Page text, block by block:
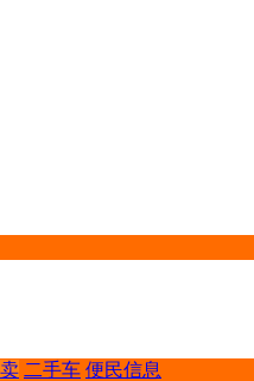
二手车 便民信息